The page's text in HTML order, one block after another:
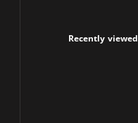
Recently viewed